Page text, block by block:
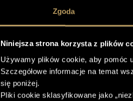
Zgoda
Niniejsza strona korzysta z plików
Używamy plików cookie, aby pomóc
Szczegółowe informacje na temat
się poniżej.
Pliki cookie sklasyfikowane jako